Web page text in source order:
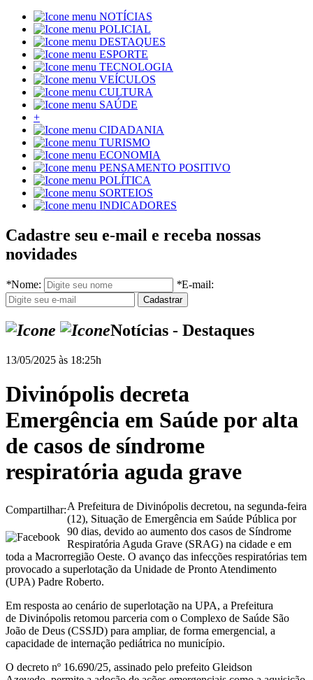
NOTÍCIAS
POLICIAL
DESTAQUES
ESPORTE
TECNOLOGIA
VEÍCULOS
CULTURA
SAÚDE
+
CIDADANIA
TURISMO
ECONOMIA
PENSAMENTO POSITIVO
POLÍTICA
SORTEIOS
INDICADORES
Cadastre seu e-mail e receba nossas
novidades
*Nome: *E-mail:
Notícias - Destaques
13/05/2025 às 18:25h
Divinópolis decreta
Emergência em Saúde por alta
de casos de síndrome
respiratória aguda grave
Compartilhar:A Prefeitura de Divinópolis decretou, na segunda-feira
(12), Situação de Emergência em Saúde Pública por
90 dias, devido ao aumento dos casos de Síndrome
Respiratória Aguda Grave (SRAG) na cidade e em
toda a Macrorregião Oeste. O avanço das infecções respiratórias tem
provocado a superlotação da Unidade de Pronto Atendimento
(UPA) Padre Roberto.
Em resposta ao cenário de superlotação na UPA, a Prefeitura
de Divinópolis retomou parceria com o Complexo de Saúde São
João de Deus (CSSJD) para ampliar, de forma emergencial, a
capacidade de internação pediátrica no município.
O decreto nº 16.690/25, assinado pelo prefeito Gleidson